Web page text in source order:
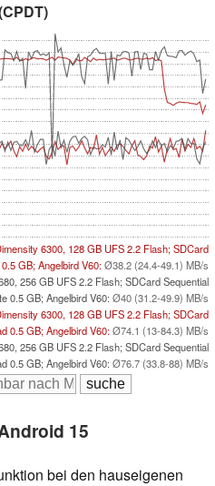
6300, 128 GB UFS 2.2 Flash; SDCard
GB; Angelbird V60:Ø38.2 (24.4-49.1) MB/s
256 GB UFS 2.2 Flash; SDCard Sequential
0.5 GB; Angelbird V60: Ø40 (31.2-49.9) MB/s
6300, 128 GB UFS 2.2 Flash; SDCard
0.5 GB; Angelbird V60:Ø74.1 (13-84.3) MB/s
256 GB UFS 2.2 Flash; SDCard Sequential
0.5 GB; Angelbird V60: Ø76.7 (33.8-88) MB/s
15
bei den hauseigenen